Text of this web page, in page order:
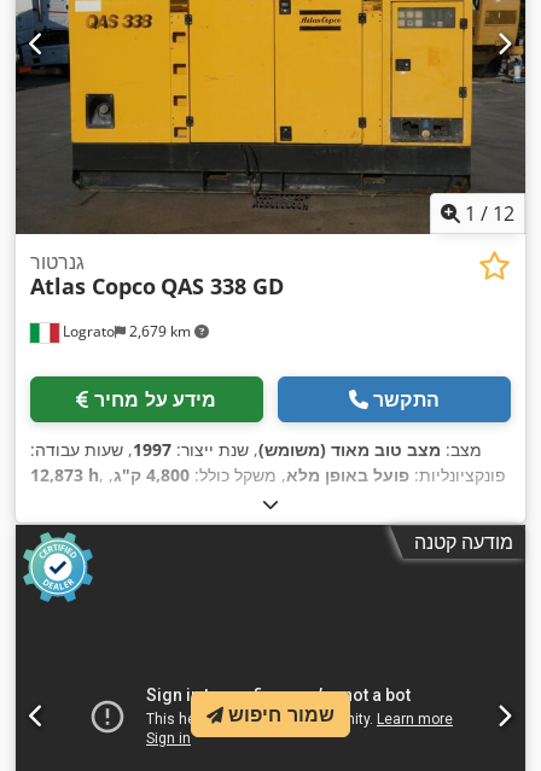
1 / 12
Lograto 2,679 km
גנרטור
Atlas Copco QAS 338 GD
מידע על מחיר התקשר
מצב: מצב טוב מאוד (משומש), שנת ייצור: 1997, שעות עבודה:
12,873 h
, פונקציונליות: פועל באופן מלא, משקל כולל: 4,800 ק"ג
,
, הספק נומינלי (מדומה):
DETROIT DIESEL
, סוג קירור:מים ,
מודעה קטנה
שמור חיפוש